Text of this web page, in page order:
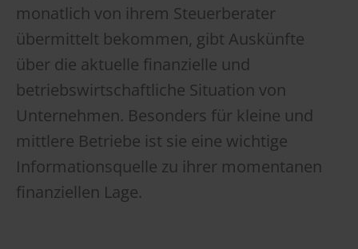
monatlich von ihrem Steuerberater
übermittelt bekommen, gibt Auskünfte
über die aktuelle finanzielle und
betriebswirtschaftliche Situation von
Unternehmen. Besonders für kleine und
mittlere Betriebe ist sie eine wichtige
Informationsquelle zu ihrer momentanen
finanziellen Lage.